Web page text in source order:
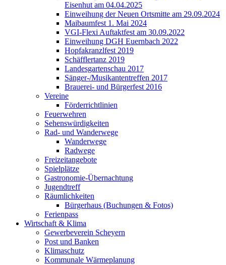
Eisenhut am 04.04.2025
Einweihung der Neuen Ortsmitte am 29.09.2024
Maibaumfest 1. Mai 2024
VGI-Flexi Auftaktfest am 30.09.2022
Einweihung DGH Euernbach 2022
Hopfakranzlfest 2019
Schäfflertanz 2019
Landesgartenschau 2017
Sänger-/Musikantentreffen 2017
Brauerei- und Bürgerfest 2016
Vereine
Förderrichtlinien
Feuerwehren
Sehenswürdigkeiten
Rad- und Wanderwege
Wanderwege
Radwege
Freizeitangebote
Spielplätze
Gastronomie-Übernachtung
Jugendtreff
Räumlichkeiten
Bürgerhaus (Buchungen & Fotos)
Ferienpass
Wirtschaft & Klima
Gewerbeverein Scheyern
Post und Banken
Klimaschutz
Kommunale Wärmeplanung